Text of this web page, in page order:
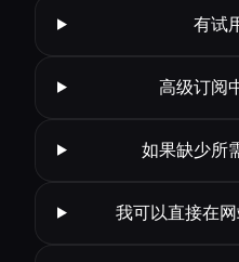
有试
高级订阅
如果缺少所
我可以直接在